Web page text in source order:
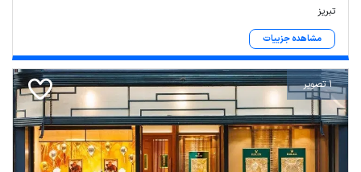
تبریز
مشاهده جزییات
1 تصویر